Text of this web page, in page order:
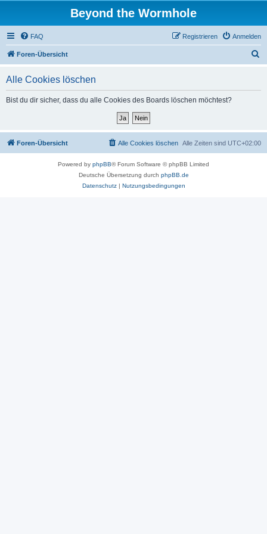
Beyond the Wormhole
FAQ Anmelden
Registrieren
Foren-Übersicht
Alle Cookies löschen
Bist du dir sicher, dass du alle Cookies des Boards löschen möchtest?
Foren-Übersicht Alle Zeiten sind UTC+02:00
Alle Cookies löschen
Powered by phpBB® Forum Software © phpBB Limited
Deutsche Übersetzung durch phpBB.de
Datenschutz| Nutzungsbedingungen